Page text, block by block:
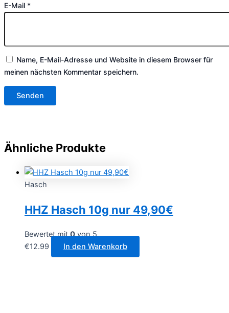
E-Mail *
Name, E-Mail-Adresse und Website in diesem Browser für
meinen nächsten Kommentar speichern.
Ähnliche Produkte
Hasch
HHZ Hasch 10g nur 49,90€
Bewertet mit0von 5
€12.99 In den Warenkorb